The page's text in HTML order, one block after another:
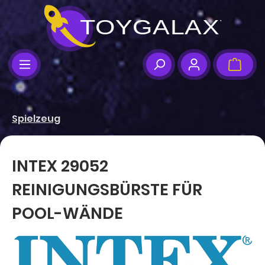
Zum Hauptinhalt springen
Spielzeug
INTEX 29052
REINIGUNGSBÜRSTE FÜR
POOL-WÄNDE